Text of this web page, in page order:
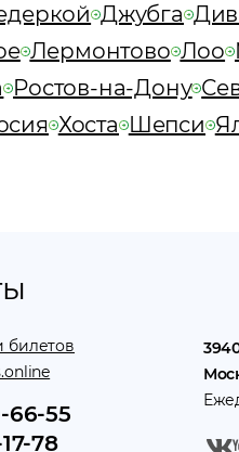
Джубга
Лермонтово Лоо
Ростов-на-Дону
Хоста Шепси
билетов
66-55
78